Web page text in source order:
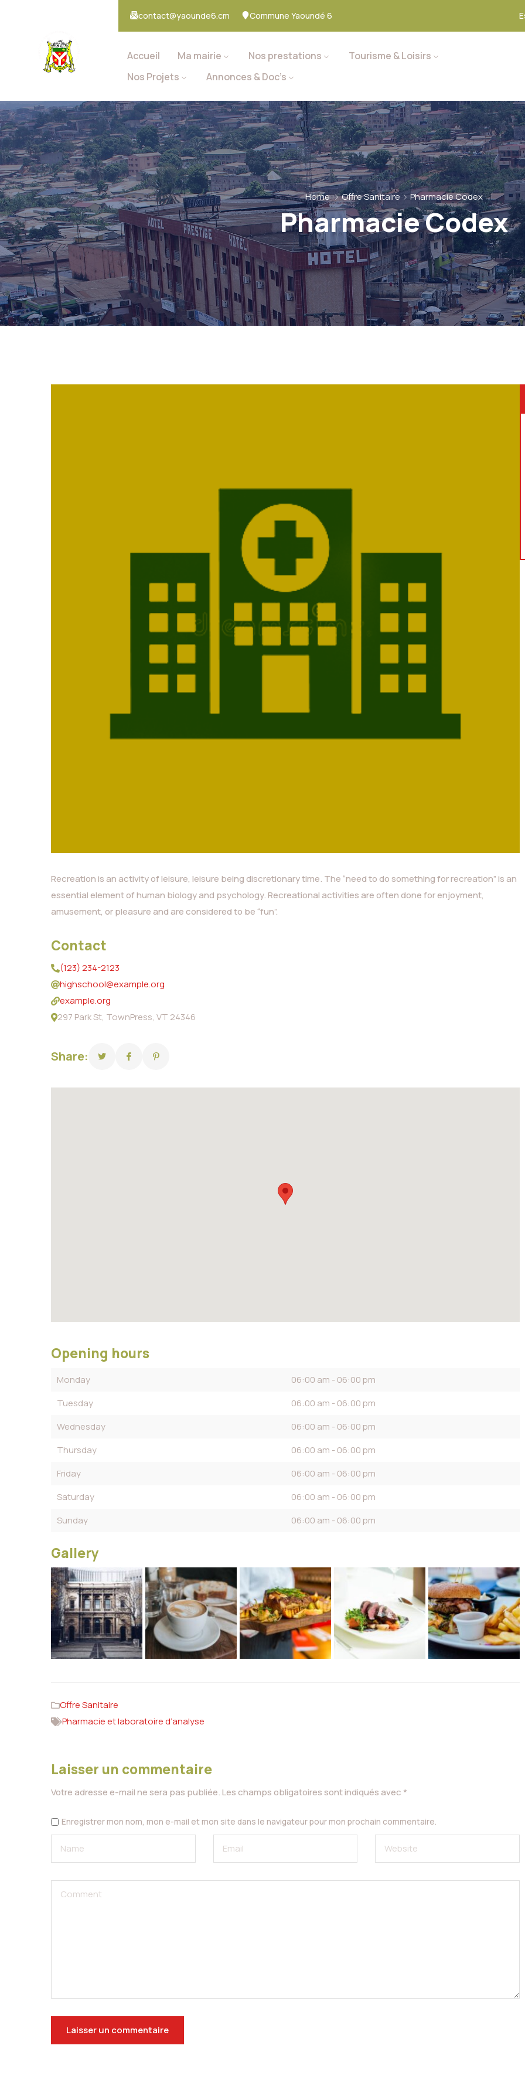
contact@yaounde6.cm Commune Yaoundé 6
Accueil Ma mairie Nos prestations
Tourisme & Loisirs
Nos Projets
Annonces & Doc’s
Home Offre Sanitaire Pharmacie Codex
Pharmacie Codex
Recreation is an activity of leisure, leisure being discretionary time. The “need to do something for recreation” is an
essential element of human biology and psychology. Recreational activities are often done for enjoyment,
amusement, or pleasure and are considered to be “fun”.
Contact
(123) 234-2123
highschool@example.org
example.org
297 Park St, TownPress, VT 24346
Share:
Opening hours
Monday
06:00 am - 06:00 pm
Tuesday
06:00 am - 06:00 pm
Wednesday
06:00 am - 06:00 pm
Thursday
06:00 am - 06:00 pm
Friday
06:00 am - 06:00 pm
Saturday
06:00 am - 06:00 pm
Sunday
06:00 am - 06:00 pm
Gallery
Offre Sanitaire
Pharmacie et laboratoire d’analyse
Laisser un commentaire
Votre adresse e-mail ne sera pas publiée.Les champs obligatoires sont indiqués avec *
Enregistrer mon nom, mon e-mail et mon site dans le navigateur pour mon prochain commentaire.